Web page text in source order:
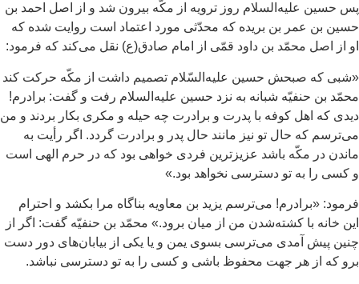
حسين عليه‌السلام روز ترويه از مكّه بيرون شد و از اصل احمد بن
بن عمر بن بريده كه محدّثى مورد اعتماد است روايت شده كه
از اصل محمّد بن داود قمّى از امام صادق(ع) نقل می‌كند كه فرمود:
كه صبحش حسين عليه‌السّلام تصميم داشت از مكّه حركت كند
بن حنفيّه شبانه به نزد حسين عليه‌السلام رفت و گفت: برادرم!
كه اهل كوفه با پدرت و برادرت چه حيله و مكرى بكار بردند و من
كه حال تو نيز مانند حال‏ پدر و برادرت گردد. اگر رأيت به
در مكّه باشد عزيزترين فردى خواهى بود كه در حرم الهى است
كسى را به تو دسترسى نخواهد بود.»
«برادرم! می‌ترسم يزيد بن معاويه بناگاه مرا بكشد و احترام
خانه با كشته‌شدن من از ميان برود.» محمّد بن حنفيّه گفت: اگر از
پيش آمدى می‌ترسى بسوى يمن و يا يكى از بيابان‌هاى دور دست
كه از هر جهت محفوظ باشى و كسى را به تو دسترسى نباشد.